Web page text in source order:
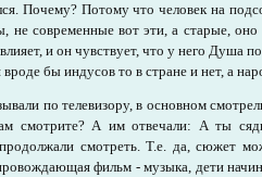
Почему? Потому что человек на
не современные вот эти, а старые, оно
и он чувствует, что у него Душа
бы индусов то в стране и нет, а
по телевизору, в основном
смотрите? А им отвечали: А ты
смотреть. Т.е. да, сюжет
фильм - музыка, дети